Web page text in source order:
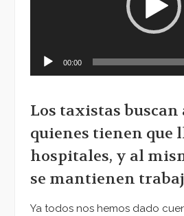
00:00
Los taxistas buscan
quienes tienen que
hospitales, y al
se mantienen
Ya todos nos hemos dado